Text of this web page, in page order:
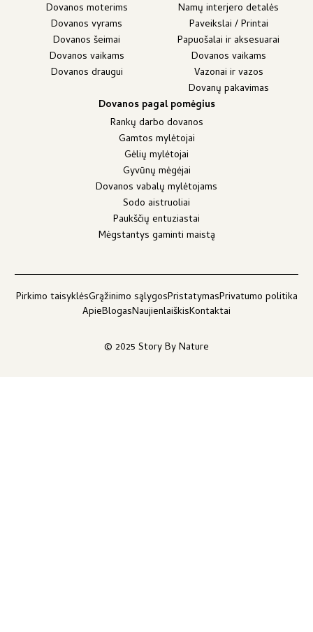
Dovanos moterims
Dovanos vyrams
Dovanos šeimai
Dovanos vaikams
Dovanos draugui
Namų interjero detalės
Paveikslai / Printai
Papuošalai ir aksesuarai
Dovanos vaikams
Vazonai ir vazos
Dovanų pakavimas
Dovanos pagal pomėgius
Rankų darbo dovanos
Gamtos mylėtojai
Gėlių mylėtojai
Gyvūnų mėgėjai
Dovanos vabalų mylėtojams
Sodo aistruoliai
Paukščių entuziastai
Mėgstantys gaminti maistą
© 2025 Story By Nature
Pirkimo taisyklėsGrąžinimo sąlygosPristatymasPrivatumo politika
ApieBlogasNaujienlaiškisKontaktai